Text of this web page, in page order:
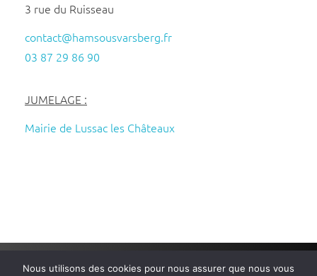
3 rue du Ruisseau
contact@hamsousvarsberg.fr
03 87 29 86 90
JUMELAGE :
Mairie de Lussac les Châteaux
Nous utilisons des cookies pour nous assurer que nous vous